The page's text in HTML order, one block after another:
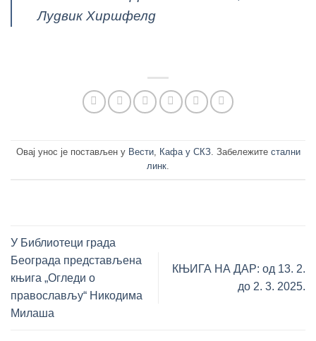
Лудвик Хиршфелд
Овај унос је постављен у Вести, Кафа у СКЗ. Забележите стални
линк
У Библиотеци града
Београда представљена
књига „Огледи о
православљу“ Никодима
Милаша
КЊИГА НА ДАР: од 13. 2.
до 2. 3. 2025.